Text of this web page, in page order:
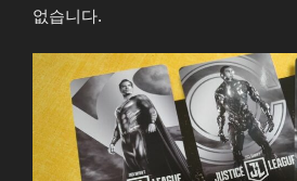
없습니다.